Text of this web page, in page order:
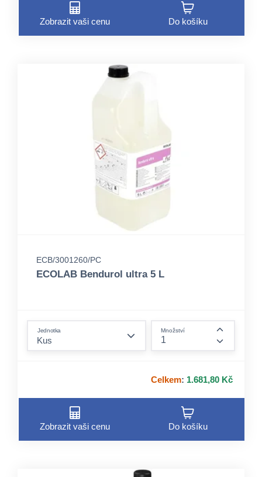
Zobrazit vaši cenu Do košíku
ECB/3001260/PC
ECOLAB Bendurol ultra 5 L
Jednotka Množství
Celkem: 1.681,80 Kč
Zobrazit vaši cenu Do košíku